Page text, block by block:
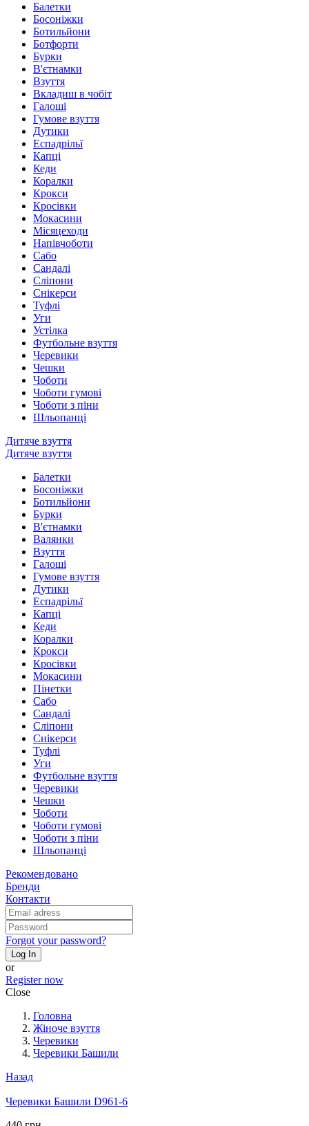
Балетки
Босоніжки
Ботильйони
Ботфорти
Бурки
В'єтнамки
Взуття
Вкладиш в чобіт
Галоші
Гумове взуття
Дутики
Еспадрільї
Капці
Кеди
Коралки
Крокси
Кросівки
Мокасини
Місяцеходи
Напівчоботи
Сабо
Сандалі
Сліпони
Снікерси
Туфлі
Уги
Устілка
Футбольне взуття
Черевики
Чешки
Чоботи
Чоботи гумові
Чоботи з піни
Шльопанці
Дитяче взуття
Дитяче взуття
Балетки
Босоніжки
Ботильйони
Бурки
В'єтнамки
Валянки
Взуття
Галоші
Гумове взуття
Дутики
Еспадрільї
Капці
Кеди
Коралки
Крокси
Кросівки
Мокасини
Пінетки
Сабо
Сандалі
Сліпони
Снікерси
Туфлі
Уги
Футбольне взуття
Черевики
Чешки
Чоботи
Чоботи гумові
Чоботи з піни
Шльопанці
Рекомендовано
Бренди
Контакти
Forgot your password?
Log In
or
Register now
Close
Головна
Жіноче взуття
Черевики
Черевики Башили
Назад
Черевики Башили D961-6